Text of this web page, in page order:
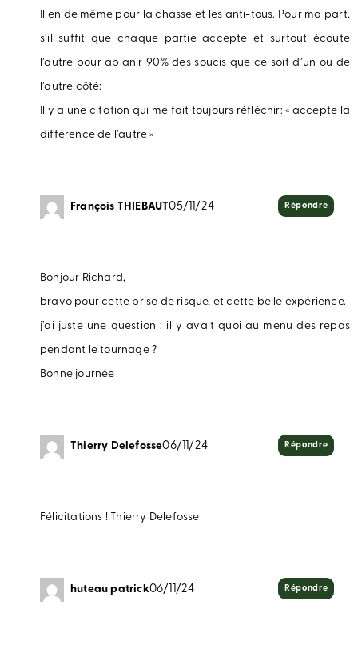
Il en de même pour la chasse et les anti-tous. Pour ma part,
s’il suffit que chaque partie accepte et surtout écoute
l’autre pour aplanir 90% des soucis que ce soit d’un ou de
l’autre côté:
Il y a une citation qui me fait toujours réfléchir: « accepte la
différence de l’autre »
François THIEBAUT05/11/24
Bonjour Richard,
bravo pour cette prise de risque, et cette belle expérience.
j’ai juste une question : il y avait quoi au menu des repas
pendant le tournage ?
Bonne journée
Répondre
Thierry Delefosse06/11/24
Félicitations ! Thierry Delefosse
Répondre
huteau patrick06/11/24 Répondre